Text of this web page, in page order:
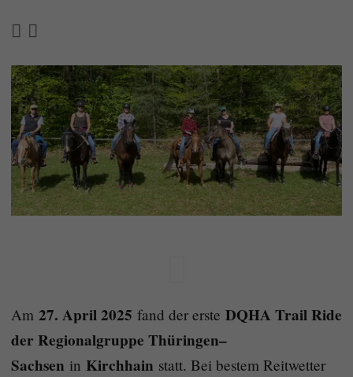
Am 27. April 2025 fand der erste DQHA Trail Ride
der Regionalgruppe Thüringen–
Sachsen in Kirchhain statt. Bei bestem Reitwetter